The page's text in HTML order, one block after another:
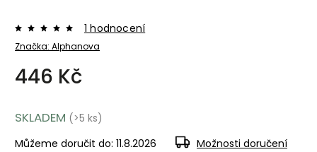
Značka: Alphanova
1 hodnocení
446 Kč
SKLADEM (>5 ks)
Můžeme doručit do: 11.8.2026 Možnosti doručení